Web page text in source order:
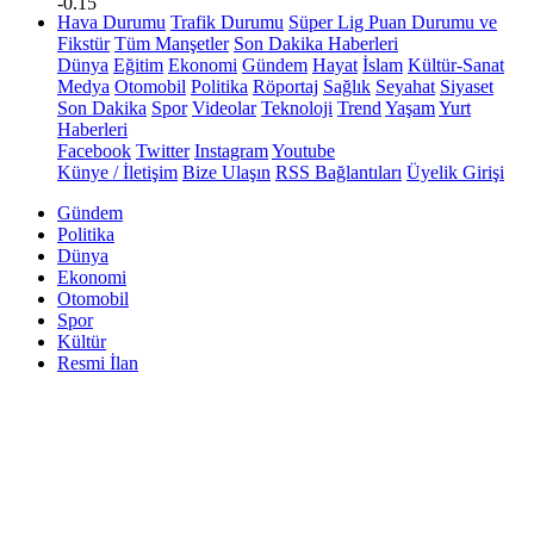
Hava Durumu Trafik Durumu Süper Lig Puan Durumu ve
Fikstür Tüm Manşetler Son Dakika Haberleri
Dünya Eğitim Ekonomi Gündem Hayat İslam Kültür-Sanat
Medya Otomobil Politika Röportaj Sağlık Seyahat Siyaset
Son Dakika Spor Videolar Teknoloji Trend YaşamYurt
Haberleri
Facebook Twitter InstagramYoutube
Künye / İletişim Bize Ulaşın RSS Bağlantıları Üyelik Girişi
Gündem
Politika
Dünya
Ekonomi
Otomobil
Spor
Kültür
Resmi İlan